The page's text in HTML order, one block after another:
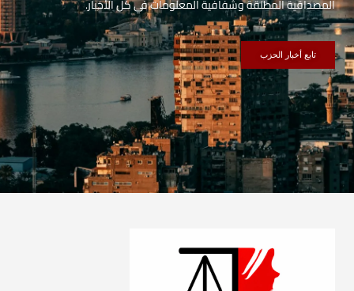
المصداقية المطلقة وشفافية المعلومات في كل الأخبار.
تابع أخبار الحزب